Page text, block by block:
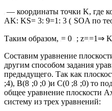
— координаты точки K, где
AK: KS= 3: 9=1: 3 ( SOA по
Таким образом, = 0 ; z==1⇒
Составим уравнение
другим способом задания
предыдущего. Так как
;4), B(8 ;0 ;0 )и C(0 ;8 ;0) то
общее уравнение плоскости
систему из трех уравнений: